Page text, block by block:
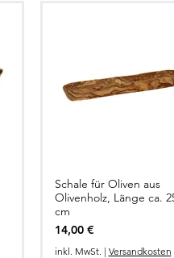
Schnellansicht
Schale für Oliven aus
Olivenholz, Länge ca.
cm
Preis
14,00 €
inkl. MwSt. | Versandkosten